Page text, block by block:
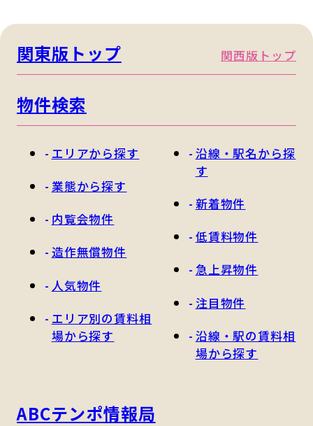
関東版トップ 関西版トップ
物件検索
エリアから探す
業態から探す
内覧会物件
造作無償物件
人気物件
エリア別の賃料相
場から探す
沿線・駅名から探
す
新着物件
低賃料物件
急上昇物件
注目物件
沿線・駅の賃料相
場から探す
ABCテンポ情報局